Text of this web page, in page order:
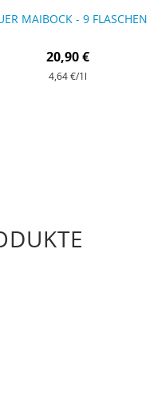
MAIBOCK - 9 FLASCHEN
20,90 €
4,64 €/1l